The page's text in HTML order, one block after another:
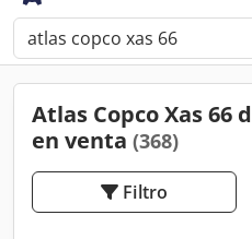
Atlas Copco Xas 66
en venta (368)
Filtro